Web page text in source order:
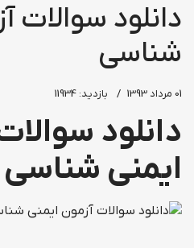
دانلود سوالات
شناسی
01 مرداد 1393 بازدید: 11934
دانلود
ایمنی شناسی